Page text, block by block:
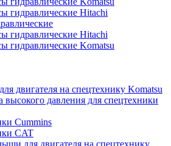
гидравлические Hitachi
гидравлические Hitachi
гидравлические Komatsu
двигателя на спецтехнику Komatsu
высокого давления для спецтехники
Cummins
CAT
для двигателя на спецтехнику